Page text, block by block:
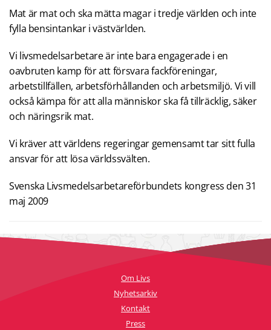
Mat är mat och ska mätta magar i tredje världen och inte
fylla bensintankar i västvärlden.
Vi livsmedelsarbetare är inte bara engagerade i en
oavbruten kamp för att försvara fackföreningar,
arbetstillfällen, arbetsförhållanden och arbetsmiljö. Vi vill
också kämpa för att alla människor ska få tillräcklig, säker
och näringsrik mat.
Vi kräver att världens regeringar gemensamt tar sitt fulla
ansvar för att lösa världssvälten.
Svenska Livsmedelsarbetareförbundets kongress den 31
maj 2009
Om Livs
Nyhetsarkiv
Kontakt
Press